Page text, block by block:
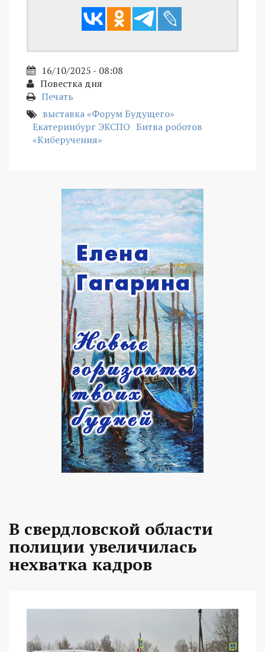
16/10/2025 - 08:08
Повестка дня
Печать
выставка «Форум Будущего»
Екатеринбург ЭКСПО Битва роботов
«Киберучения»
В свердловской области
полиции увеличилась
нехватка кадров